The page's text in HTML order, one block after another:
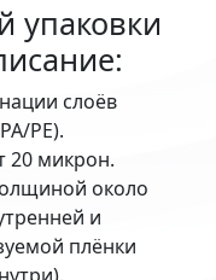
упаковки
слоёв
PE).
20 микрон.
около
и
плёнки